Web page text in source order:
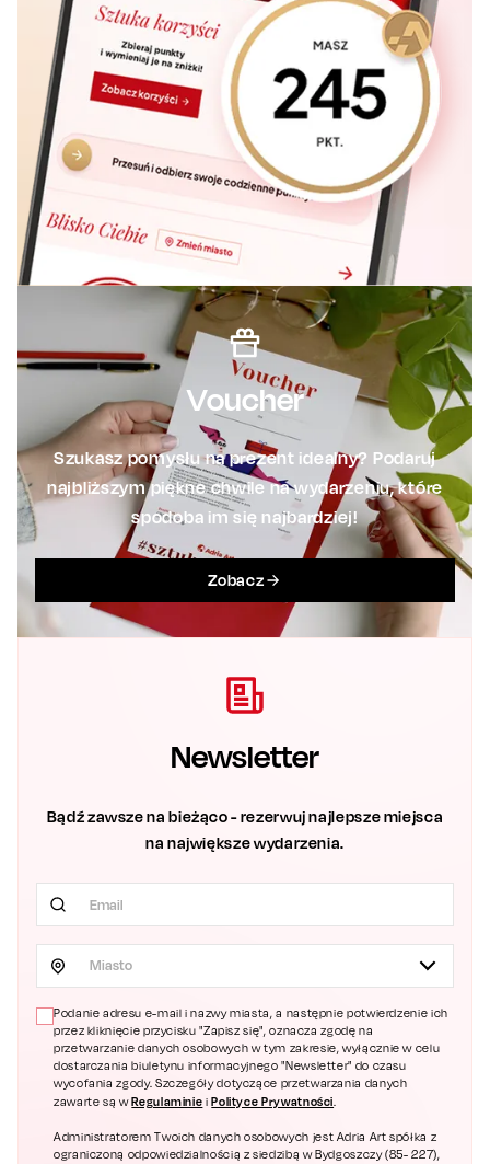
Voucher
Szukasz pomysłu na prezent idealny? Podaruj
najbliższym piękne chwile na wydarzeniu, które
spodoba im się najbardziej!
Zobacz
Newsletter
Bądź zawsze na bieżąco - rezerwuj najlepsze miejsca
na największe wydarzenia.
Miasto
Podanie adresu e-mail i nazwy miasta, a następnie potwierdzenie ich
przez kliknięcie przycisku "Zapisz się", oznacza zgodę na
przetwarzanie danych osobowych w tym zakresie, wyłącznie w celu
dostarczania biuletynu informacyjnego "Newsletter" do czasu
wycofania zgody. Szczegóły dotyczące przetwarzania danych
zawarte są wRegulaminie i Polityce Prywatności.
Administratorem Twoich danych osobowych jest Adria Art spółka z
ograniczoną odpowiedzialnością z siedzibą w Bydgoszczy (85- 227),